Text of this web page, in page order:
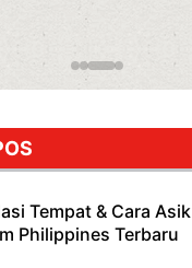
Rahasia Mami Bikin Nagih!
Tempat & Cara Asik
Philippines Terbaru